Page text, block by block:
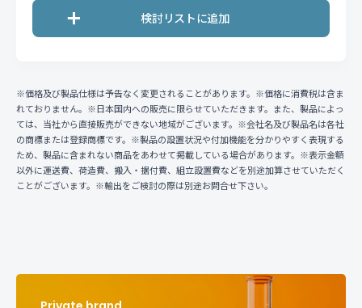
※価格及び製品仕様は予告なく変更されることがあります。※価格に消費税は含ま
れておりません。※日本国内への販売に限らせていただきます。また、製品によっ
ては、当社から直接販売ができない地域がございます。※会社名及び製品名は各社
の商標または登録商標です。※製品の設置状況や付加機能を分かりやすく表現する
ため、製品に含まれない商品をあわせて掲載している場合があります。※表示金額
以外に運送費、荷造費、搬入・据付費、組立設置費などを別途加算させていただく
ことがございます。※輸出をご検討の際は別途お問合せ下さい。